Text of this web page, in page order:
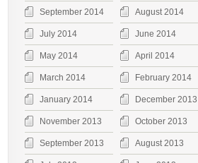
September 2014 August 2014
July 2014 June 2014
May 2014 April 2014
March 2014 February 2014
January 2014 December 2013
November 2013 October 2013
September 2013 August 2013